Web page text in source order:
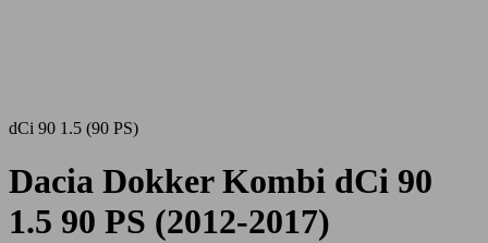
dCi 90 1.5 (90 PS)
Dacia Dokker Kombi dCi 90
1.5 90 PS (2012-2017)